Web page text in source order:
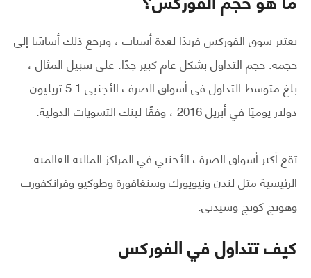
يعتبر سوق الفوركس فريدًا لعدة أسباب ، ويرجع ذلك أساسًا إلى
حجمه. حجم التداول بشكل عام كبير جدًا. على سبيل المثال ،
بلغ متوسط ​​التداول في أسواق الصرف الأجنبي 5.1 تريليون
دولار يوميًا في أبريل 2016 ، وفقًا لبنك التسويات الدولية.
تقع أكبر أسواق الصرف الأجنبي في المراكز المالية العالمية
الرئيسية مثل لندن ونيويورك وسنغافورة وطوكيو وفرانكفورت
وهونج كونج وسيدني.
كيف تتداول في الفوركس